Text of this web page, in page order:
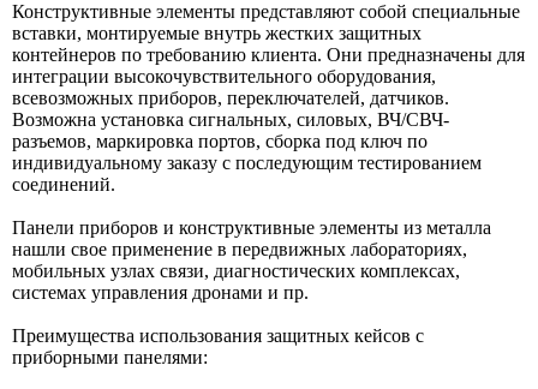
Конструктивные элементы представляют собой специальные
вставки, монтируемые внутрь жестких защитных
контейнеров по требованию клиента. Они предназначены для
интеграции высокочувствительного оборудования,
всевозможных приборов, переключателей, датчиков.
Возможна установка сигнальных, силовых, ВЧ/СВЧ-
разъемов, маркировка портов, сборка под ключ по
индивидуальному заказу с последующим тестированием
соединений.
Панели приборов и конструктивные элементы из металла
нашли свое применение в передвижных лабораториях,
мобильных узлах связи, диагностических комплексах,
системах управления дронами и пр.
Преимущества использования защитных кейсов с
приборными панелями: